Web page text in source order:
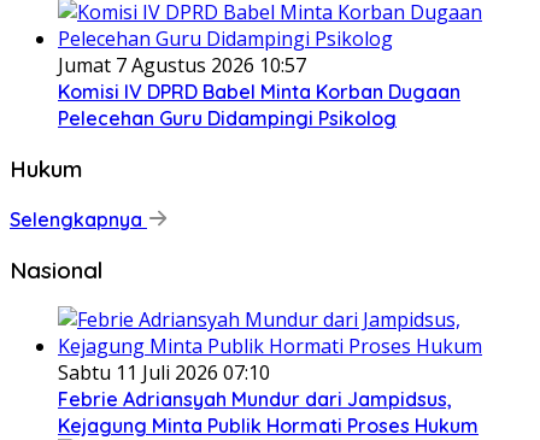
Jumat 7 Agustus 2026 10:57
Komisi IV DPRD Babel Minta Korban Dugaan
Pelecehan Guru Didampingi Psikolog
Hukum
Selengkapnya
Nasional
Sabtu 11 Juli 2026 07:10
Febrie Adriansyah Mundur dari Jampidsus,
Kejagung Minta Publik Hormati Proses Hukum